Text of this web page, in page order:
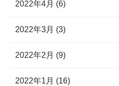
2022年4月 (6)
2022年3月 (3)
2022年2月 (9)
2022年1月 (16)